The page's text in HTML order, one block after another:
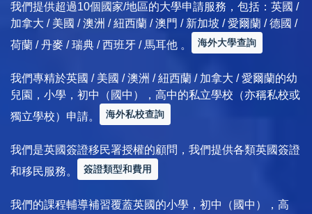
我們提供超過10個國家/地區的大學申請服務，包括：英國 /
加拿大 / 美國 / 澳洲 / 紐西蘭 / 澳門 / 新加坡 / 愛爾蘭 / 德國 /
荷蘭 / 丹麥 / 瑞典 / 西班牙 / 馬耳他 。
海外大學查詢
我們專精於英國 / 美國 / 澳洲 / 紐西蘭 / 加拿大 / 愛爾蘭的幼
兒園，小學，初中（國中），高中的私立學校（亦稱私校或
獨立學校）申請。
海外私校查詢
我們是英國簽證移民署授權的顧問，我們提供各類英國簽證
和移民服務。
簽證類型和費用
我們的課程輔導補習覆蓋英國的小學，初中（國中），高